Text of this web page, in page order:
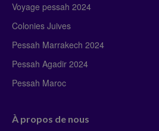
Voyage pessah 2024
Colonies Juives
Pessah Marrakech 2024
Pessah Agadir 2024
Pessah Maroc
À propos de nous